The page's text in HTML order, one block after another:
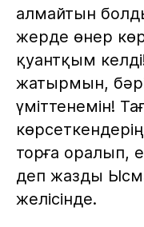
алмайтын
жерде өнер
қуантқым
жатырмын,
үміттенемін!
торға оралып,
деп жазды
желісінде.